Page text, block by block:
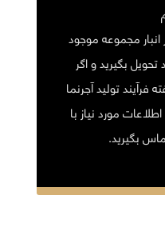
مجموعه موجود
بگیرید و اگر
تولید آجرنما
مورد نیاز با